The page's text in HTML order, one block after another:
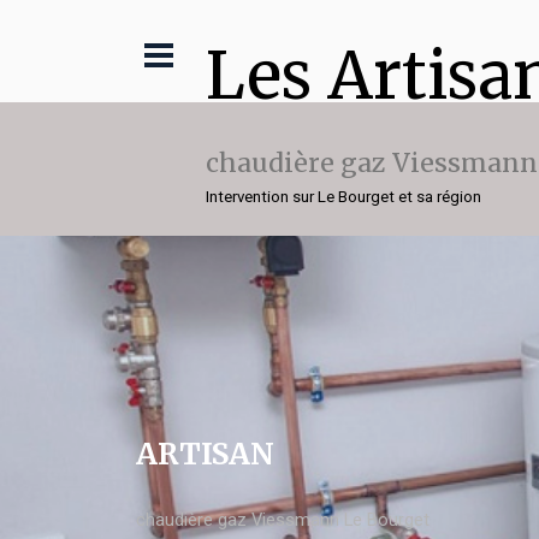
Les
chaudière gaz Viessmann
Intervention sur Le Bourget et sa région
ARTISAN
chaudière gaz Viessmann Le Bourget